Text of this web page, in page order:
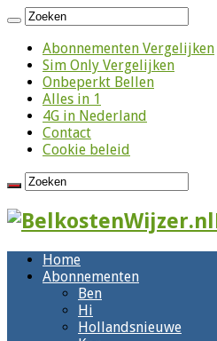
Abonnementen Vergelijken
Sim Only Vergelijken
Onbeperkt Bellen
Alles in 1
4G in Nederland
Contact
Cookie beleid
Home
Abonnementen
Ben
Hi
Hollandsnieuwe